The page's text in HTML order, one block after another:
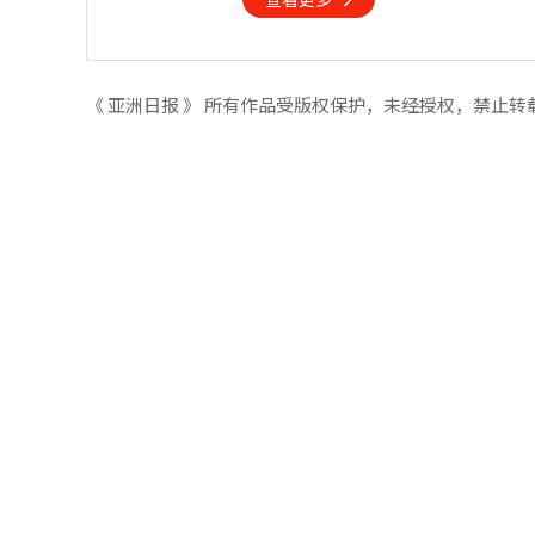
《 亚洲日报 》 所有作品受版权保护，未经授权，禁止转